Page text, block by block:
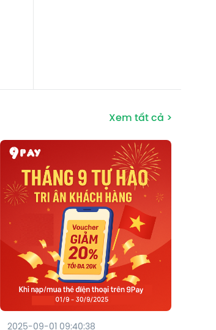
Xem tất cả >